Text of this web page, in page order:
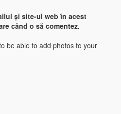
și site-ul web în acest
când o să comentez.
be able to add photos to your